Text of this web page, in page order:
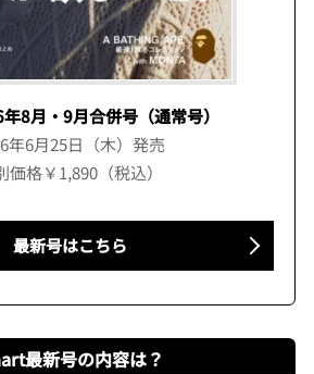
8月・9月合併号（通常号）
年6月25日（木）発売
価格￥1,890（税込）
最新号はこちら
最新号の内容は？